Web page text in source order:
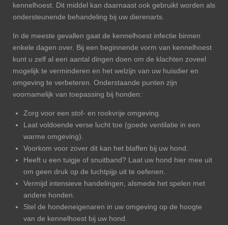
kennelhoest. Dit middel kan daarnaast ook gebruikt worden als
ondersteunende behandeling bij uw dierenarts.
In de meeste gevallen gaat de kennelhoest infectie binnen
enkele dagen over. Bij een beginnende vorm van kennelhoest
kunt u zelf al een aantal dingen doen om de klachten zoveel
mogelijk te verminderen en het welzijn van uw huisdier en
omgeving te verbeteren. Onderstaande punten zijn
voornamelijk van toepassing bij honden:
Zorg voor een stof- en rookvrije omgeving.
Laat voldoende verse lucht toe (goede ventilatie in een
warme omgeving).
Voorkom voor zover dit kan het blaffen bij uw hond.
Heeft u een tuigje of snuitband? Laat uw hond hier mee uit
om geen druk op de luchtpijp uit te oefenen.
Vermijd intensieve handelingen, alsmede het spelen met
andere honden.
Stel de hondeneigenaren in uw omgeving op de hoogte
van de kennelhoest bij uw hond.